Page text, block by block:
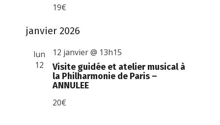
19€
janvier 2026
lun
12
Visite guidée et atelier musical à
la Philharmonie de Paris –
ANNULEE
12 janvier @ 13h15
20€